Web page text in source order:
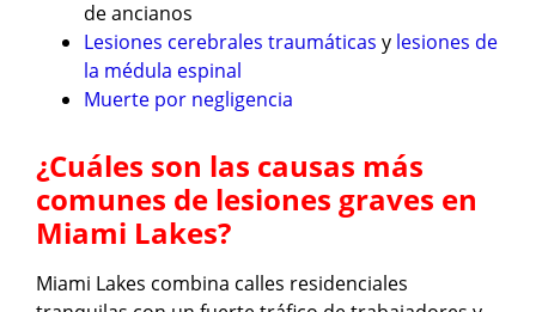
de ancianos
Lesiones cerebrales traumáticas y lesiones de
la médula espinal
Muerte por negligencia
¿Cuáles son las causas más
comunes de lesiones graves en
Miami Lakes?
Miami Lakes combina calles residenciales